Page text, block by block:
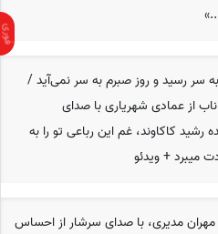
سر رسید و روز صبرم به سر نمی‌آید /
از عمادی شهریاری با صدای
رشید کاکاوند، غم این رباعی تو را به
میبرد + ویدئو
مهران مدیری، با صدای سرشار از احساس